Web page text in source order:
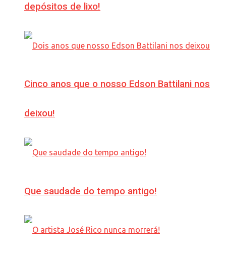
depósitos de lixo!
Cinco anos que o nosso Edson Battilani nos
deixou!
Que saudade do tempo antigo!